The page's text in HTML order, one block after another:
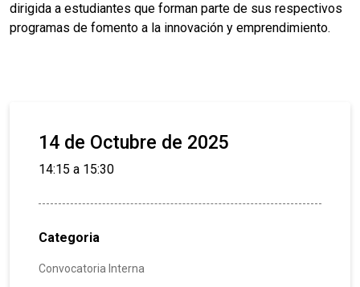
dirigida a estudiantes que forman parte de sus respectivos
programas de fomento a la innovación y emprendimiento.
14 de Octubre de 2025
14:15 a 15:30
Categoria
Convocatoria Interna